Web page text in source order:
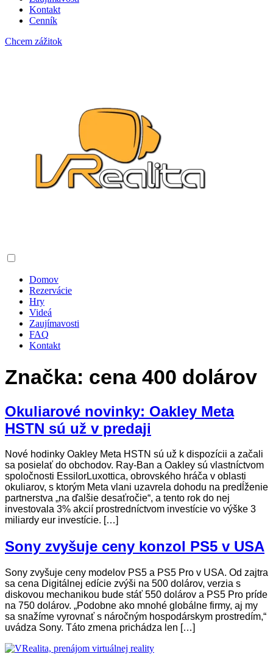
Kontakt
Cenník
Chcem zážitok
Domov
Rezervácie
Hry
Videá
Zaujímavosti
FAQ
Kontakt
Značka: cena 400 dolárov
Okuliarové novinky: Oakley Meta
HSTN sú už v predaji
Nové hodinky Oakley Meta HSTN sú už k dispozícii a začali
sa posielať do obchodov. Ray-Ban a Oakley sú vlastníctvom
spoločnosti EssilorLuxottica, obrovského hráča v oblasti
okuliarov, s ktorým Meta vlani uzavrela dohodu na predĺženie
partnerstva „na ďalšie desaťročie“, a tento rok do nej
investovala 3% akcií prostredníctvom investície vo výške 3
miliardy eur investície. […]
Sony zvyšuje ceny konzol PS5 v USA
Sony zvyšuje ceny modelov PS5 a PS5 Pro v USA. Od zajtra
sa cena Digitálnej edície zvýši na 500 dolárov, verzia s
diskovou mechanikou bude stáť 550 dolárov a PS5 Pro príde
na 750 dolárov. „Podobne ako mnohé globálne firmy, aj my
sa snažíme vyrovnať s náročným hospodárskym prostredím,“
uvádza Sony. Táto zmena prichádza len […]